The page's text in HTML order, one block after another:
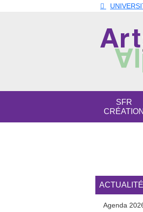
Navigation principale
SFR
CRÉATION
Agenda